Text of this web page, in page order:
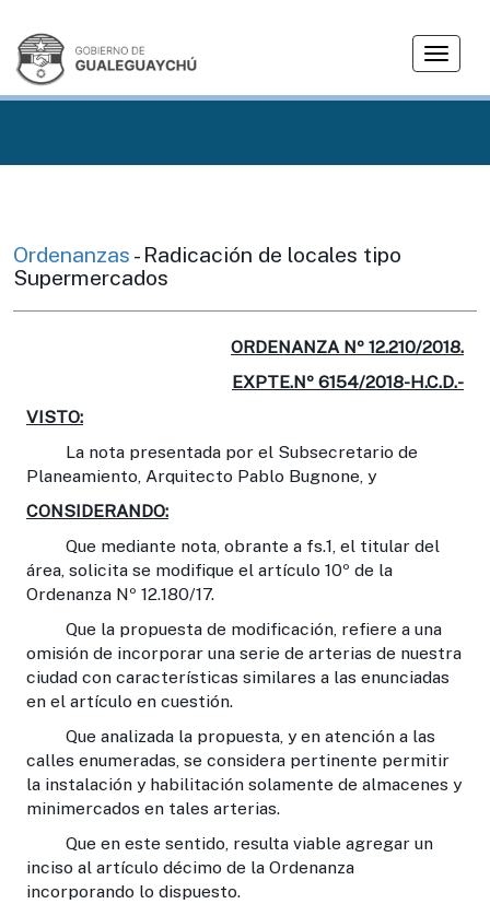
T
g
t
o
Ordenanzas - Radicación de locales tipo
Supermercados
ORDENANZA Nº 12.210/2018.
EXPTE.Nº 6154/2018-H.C.D.-
VISTO:
La nota presentada por el Subsecretario de
Planeamiento, Arquitecto Pablo Bugnone, y
CONSIDERANDO:
Que mediante nota, obrante a fs.1, el titular del
área, solicita se modifique el artículo 10º de la
Ordenanza Nº 12.180/17.
Que la propuesta de modificación, refiere a una
omisión de incorporar una serie de arterias de nuestra
ciudad con características similares a las enunciadas
en el artículo en cuestión.
Que analizada la propuesta, y en atención a las
calles enumeradas, se considera pertinente permitir
la instalación y habilitación solamente de almacenes y
minimercados en tales arterias.
Que en este sentido, resulta viable agregar un
inciso al artículo décimo de la Ordenanza
incorporando lo dispuesto.